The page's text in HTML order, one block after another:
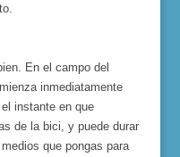
En el campo del
inmediatamente
instante en que
de la bici, y puede durar
que pongas para